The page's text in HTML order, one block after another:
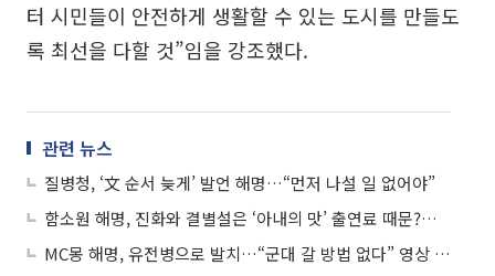
터 시민들이 안전하게 생활할 수 있는 도시를 만들도
록 최선을 다할 것”임을 강조했다.
관련 뉴스
질병청, ‘文 순서 늦게’ 발언 해명…“먼저 나설 일 없어야”
함소원 해명, 진화와 결별설은 ‘아내의 맛’ 출연료 때문?…“말도 안 된다”
MC몽 해명, 유전병으로 발치…“군대 갈 방법 없다” 영상 삭제된 이유